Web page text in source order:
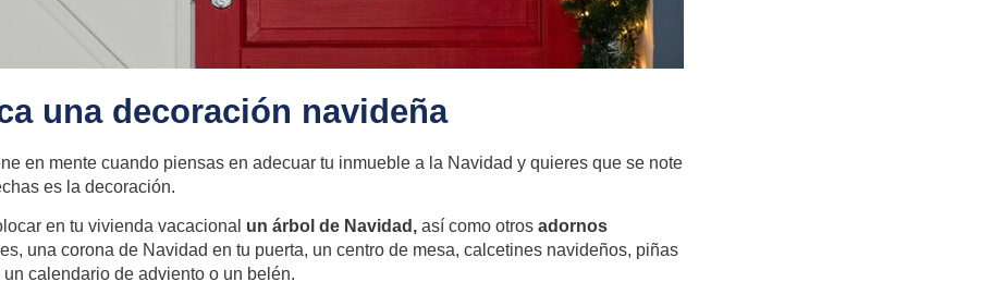
una decoración navideña
en mente cuando piensas en adecuar tu inmueble a la Navidad y quieres que se note
es la decoración.
en tu vivienda vacacional un árbol de Navidad, así como otros adornos
una corona de Navidad en tu puerta, un centro de mesa, calcetines navideños, piñas
calendario de adviento o un belén.